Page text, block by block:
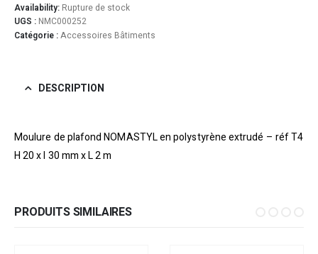
Availability: Rupture de stock
UGS : NMC000252
Catégorie :Accessoires Bâtiments
DESCRIPTION
Moulure de plafond NOMASTYL en polystyrène extrudé – réf T4
H 20 x l 30 mm x L 2 m
PRODUITS SIMILAIRES